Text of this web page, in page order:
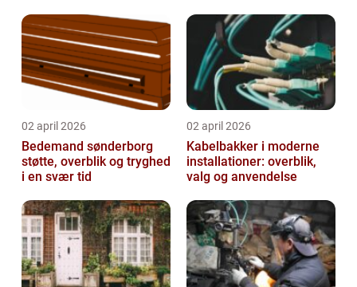
02 april 2026
Bedemand sønderborg
støtte, overblik og tryghed
i en svær tid
02 april 2026
Kabelbakker i moderne
installationer: overblik,
valg og anvendelse